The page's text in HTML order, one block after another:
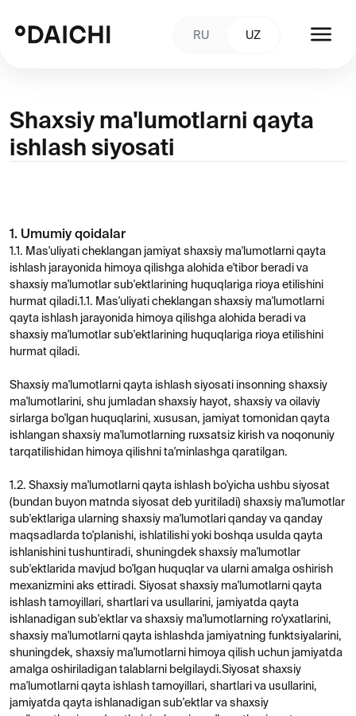
UZ
ishlash siyosati
shaxsiy ma'lumotlar sub'ektlarining huquqlariga rioya etilishini
hurmat qiladi.1.1. Mas'uliyati cheklangan shaxsiy ma'lumotlarni
qayta ishlash jarayonida himoya qilishga alohida beradi va
shaxsiy ma'lumotlar sub'ektlarining huquqlariga rioya etilishini
hurmat qiladi.
Shaxsiy ma'lumotlarni qayta ishlash siyosati insonning shaxsiy
ma'lumotlarini, shu jumladan shaxsiy hayot, shaxsiy va oilaviy
sirlarga bo'lgan huquqlarini, xususan, jamiyat tomonidan qayta
tarqatilishidan himoya qilishni ta'minlashga qaratilgan.
1.2. Shaxsiy ma'lumotlarni qayta ishlash bo'yicha ushbu siyosat
(bundan buyon matnda siyosat deb yuritiladi) shaxsiy ma'lumotlar
sub'ektlariga ularning shaxsiy ma'lumotlari qanday va qanday
maqsadlarda to'planishi, ishlatilishi yoki boshqa usulda qayta
ishlanishini tushuntiradi, shuningdek shaxsiy ma'lumotlar
mexanizmini aks ettiradi. Siyosat shaxsiy ma'lumotlarni qayta
ishlash tamoyillari, shartlari va usullarini, jamiyatda qayta
ishlanadigan sub'ektlar va shaxsiy ma'lumotlarning ro'yxatlarini,
shaxsiy ma'lumotlarni qayta ishlashda jamiyatning funktsiyalarini,
shuningdek, shaxsiy ma'lumotlarni himoya qilish uchun jamiyatda
amalga oshiriladigan talablarni belgilaydi.Siyosat shaxsiy
ma'lumotlarni qayta ishlash tamoyillari, shartlari va usullarini,
jamiyatda qayta ishlanadigan sub'ektlar va shaxsiy
ma'lumotlarning ro'yxatlarini, shaxsiy ma'lumotlarni qayta
ishlashda jamiyatning funktsiyalarini, shuningdek, shaxsiy
ma'lumotlarni himoya qilish uchun jamiyatda amalga oshiriladigan
talablarni belgilaydi.
1.3. Shaxsiy ma'lumotlar operatori mas'uliyati cheklangan
jamiyatdir
Jismoniy shaxslarning shaxsiy ma'lumotlari (shu jumladan